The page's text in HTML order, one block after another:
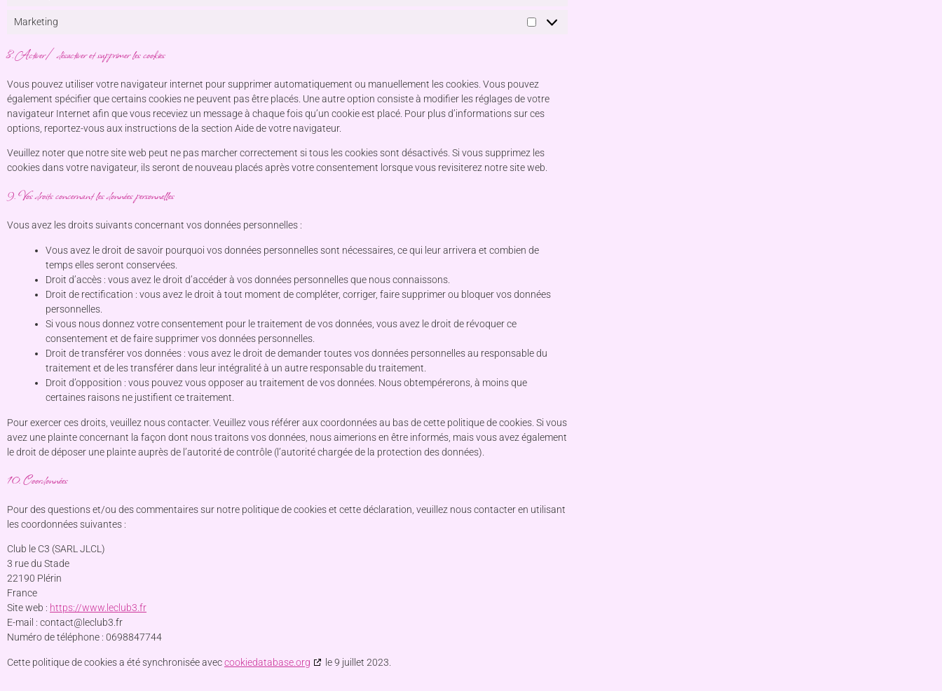
Marketing
8. Activer/désactiver et supprimer les cookies
Vous pouvez utiliser votre navigateur internet pour supprimer automatiquement ou manuellement les cookies. Vous pouvez
également spécifier que certains cookies ne peuvent pas être placés. Une autre option consiste à modifier les réglages de votre
navigateur Internet afin que vous receviez un message à chaque fois qu’un cookie est placé. Pour plus d’informations sur ces
options, reportez-vous aux instructions de la section Aide de votre navigateur.
Veuillez noter que notre site web peut ne pas marcher correctement si tous les cookies sont désactivés. Si vous supprimez les
cookies dans votre navigateur, ils seront de nouveau placés après votre consentement lorsque vous revisiterez notre site web.
9. Vos droits concernant les données personnelles
Vous avez les droits suivants concernant vos données personnelles :
Vous avez le droit de savoir pourquoi vos données personnelles sont nécessaires, ce qui leur arrivera et combien de
temps elles seront conservées.
Droit d’accès : vous avez le droit d’accéder à vos données personnelles que nous connaissons.
Droit de rectification : vous avez le droit à tout moment de compléter, corriger, faire supprimer ou bloquer vos données
personnelles.
Si vous nous donnez votre consentement pour le traitement de vos données, vous avez le droit de révoquer ce
consentement et de faire supprimer vos données personnelles.
Droit de transférer vos données : vous avez le droit de demander toutes vos données personnelles au responsable du
traitement et de les transférer dans leur intégralité à un autre responsable du traitement.
Droit d’opposition : vous pouvez vous opposer au traitement de vos données. Nous obtempérerons, à moins que
certaines raisons ne justifient ce traitement.
Pour exercer ces droits, veuillez nous contacter. Veuillez vous référer aux coordonnées au bas de cette politique de cookies. Si vous
avez une plainte concernant la façon dont nous traitons vos données, nous aimerions en être informés, mais vous avez également
le droit de déposer une plainte auprès de l’autorité de contrôle (l’autorité chargée de la protection des données).
10. Coordonnées
Pour des questions et/ou des commentaires sur notre politique de cookies et cette déclaration, veuillez nous contacter en utilisant
les coordonnées suivantes :
Club le C3 (SARL JLCL)
3 rue du Stade
22190 Plérin
France
Site web : https://www.leclub3.fr
E-mail : contact@ leclub3.fr
Numéro de téléphone : 0698847744
Cette politique de cookies a été synchronisée aveccookiedatabase.org le 9 juillet 2023.